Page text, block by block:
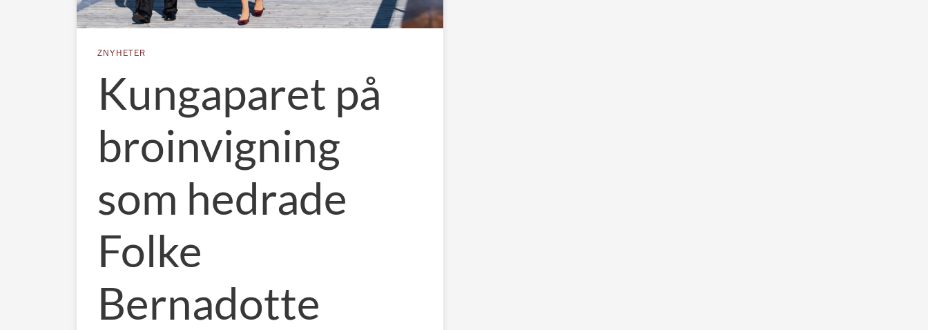
ZNYHETER
Kungaparet på
broinvigning
som hedrade
Folke
Bernadotte